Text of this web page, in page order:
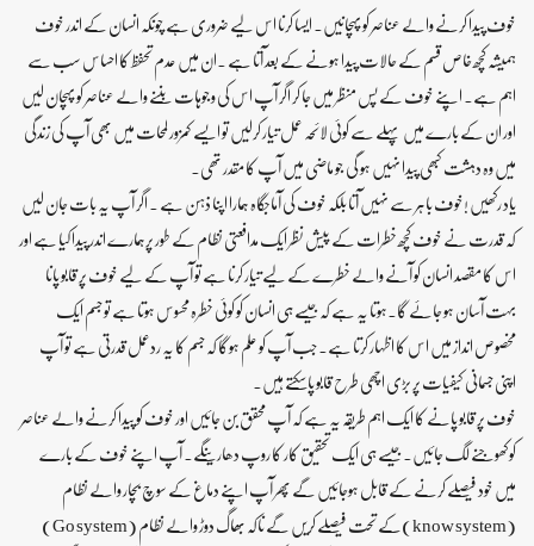
خوف پیدا کرنے والے عناصر کو پہچانیں۔ ایسا کرنا اس لیے ضروری ہے چونکہ انسان کے اندر خوف
ہمیشہ کچھ خاص قسم کے حالات پیدا ہونے کے بعد آتا ہے ۔ان میں عدم تحفظ کا احساس سب سے
اہم ہے۔ اپنے خوف کے پس منظر میں جا کر اگر آپ اس کی وجوہات بننے والے عناصر کو پہچان لیں
اور ان کے بارے میں پہلے سے کوئی لائحہ عمل تیار کرلیں تو ایسے کمزور لمحات میں بھی آپ کی زندگی
میں وہ دہشت کبھی پیدا نہیں ہو گی جو ماضی میں آپ کا مقدر تھی۔
یاد رکھیں !خوف باہر سے نہیں آتا بلکہ خوف کی آماجگاہ ہمارا اپنا ذہن ہے ۔ اگر آپ یہ بات جان لیں
کہ قدرت نے خوف کچھ خطرات کے پیش نظر ایک مدافعتی نظام کے طور پرہمارے اندر پیدا کیا ہے اور
اس کا مقصد انسان کو آنے والے خطرے کے لیے تیار کرنا ہے تو آپ کے لیے خوف پر قابو پانا
بہت آسان ہو جائے گا۔ہوتا یہ ہے کہ جیسے ہی انسان کو کوئی خطرہ محسوس ہوتا ہے تو جسم ایک
مخصوص انداز میں اس کا اظہار کرتا ہے۔جب آپ کو علم ہوگا کہ جسم کا یہ ردعمل قدرتی ہے تو آپ
اپنی جسمانی کیفیات پر بڑی اچھی طرح قابو پاسکتے ہیں۔
خوف پر قابو پانے کا ایک اہم طریقہ یہ ہے کہ آپ محقق بن جائیں اور خوف کو پیدا کرنے والے عناصر
کو کھوجنے لگ جائیں۔ جیسے ہی ایک تحقیق کار کا روپ دھاریںگے۔ آپ اپنے خوف کے بارے
میں خود فیصلے کرنے کے قابل ہوجائیں گے پھر آپ اپنے دماغ کے سوچ بچار والے نظام
(know system)کے تحت فیصلے کریں گے ناکہ بھاگ دوڑ والے نظام (Go system)